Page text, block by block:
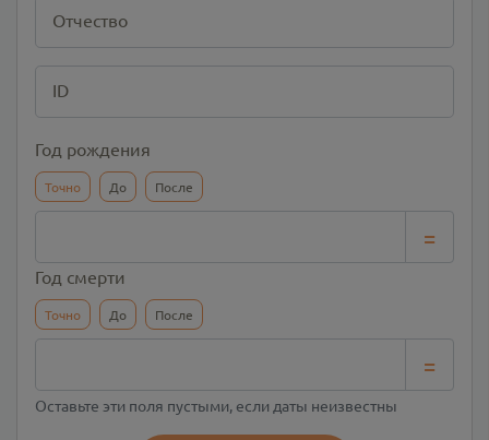
Отчество
ID
Год рождения
Точно До После
=
Год смерти
Точно До После
=
Оставьте эти поля пустыми, если даты неизвестны